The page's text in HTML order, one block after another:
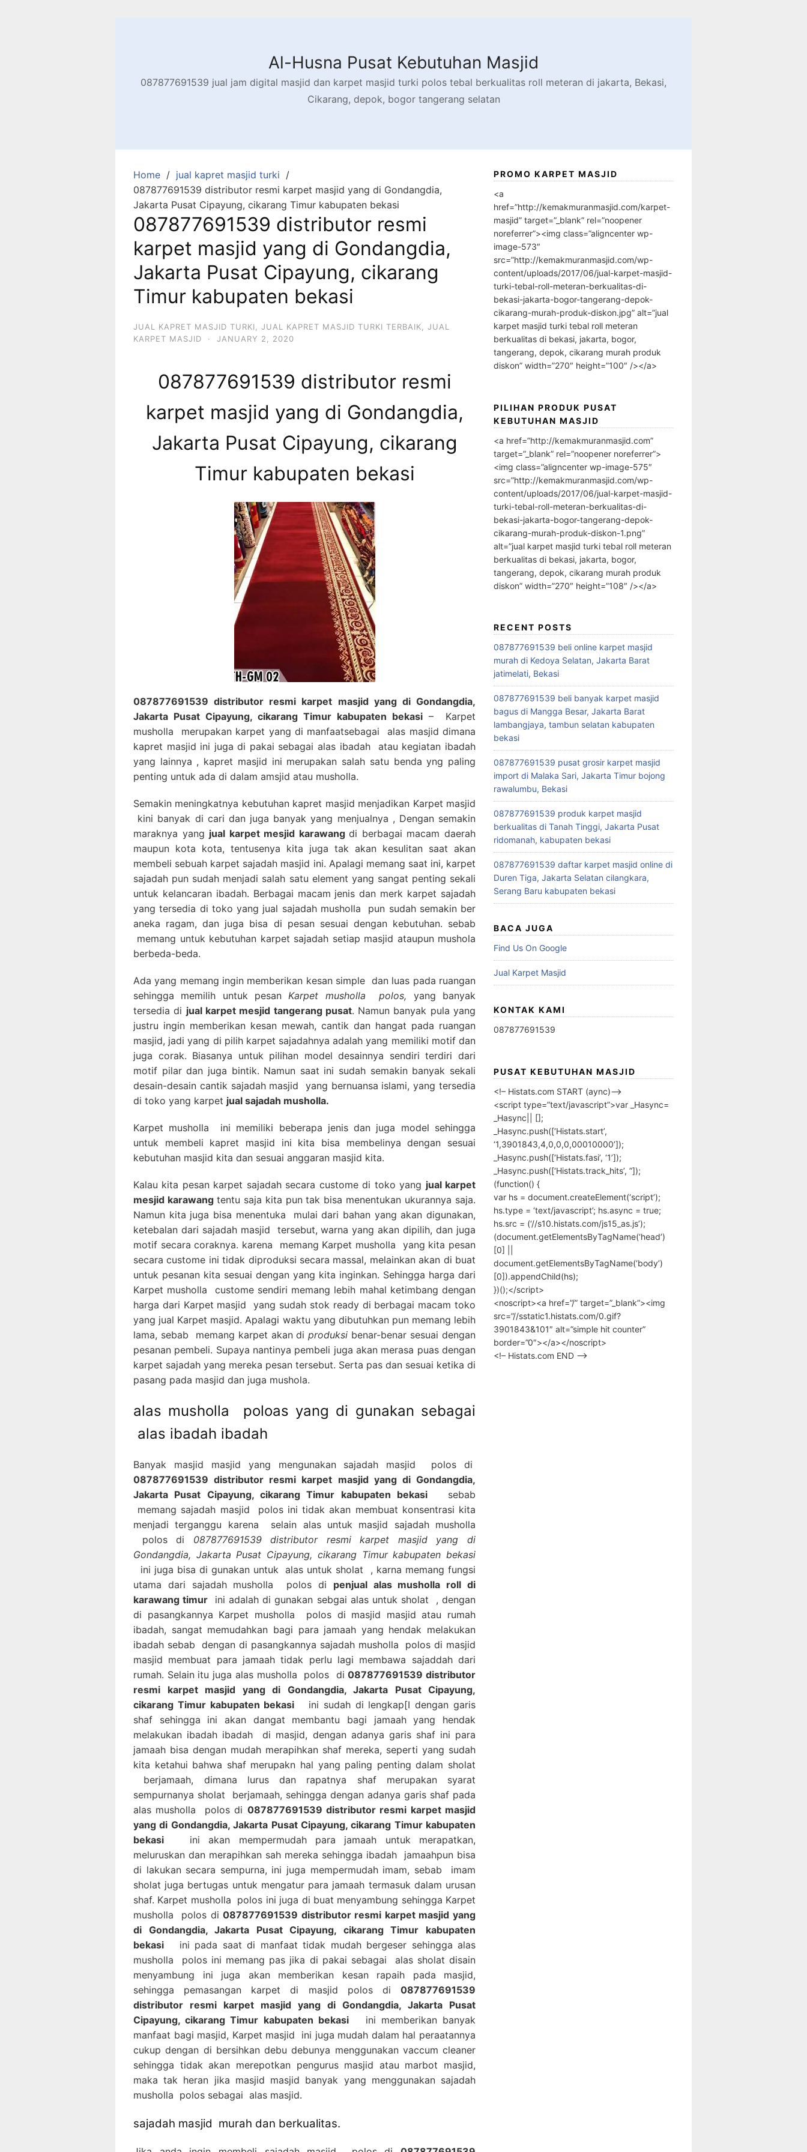
Al-Husna Pusat Kebutuhan Masjid
087877691539 jual jam digital masjid dan karpet masjid turki polos tebal berkualitas roll meteran di jakarta, Bekasi,
Cikarang, depok, bogor tangerang selatan
Home
jual kapret masjid turki
087877691539 distributor resmi karpet masjid yang di Gondangdia,
Jakarta Pusat Cipayung, cikarang Timur kabupaten bekasi
087877691539 distributor resmi
karpet masjid yang di Gondangdia,
Jakarta Pusat Cipayung, cikarang
Timur kabupaten bekasi
JUAL KAPRET MASJID TURKI JUAL KAPRET MASJID TURKI TERBAIK
JUAL
KARPET MASJID
· JANUARY 2, 2020
087877691539 distributor resmi
karpet masjid yang di Gondangdia,
Jakarta Pusat Cipayung, cikarang
Timur kabupaten bekasi
087877691539 distributor resmi karpet masjid yang di Gondangdia,
Jakarta Pusat Cipayung, cikarang Timur kabupaten bekasi – Karpet
musholla merupakan karpet yang di manfaatsebagai alas masjid dimana
kapret masjid ini juga di pakai sebagai alas ibadah atau kegiatan ibadah
yang lainnya , kapret masjid ini merupakan salah satu benda yng paling
penting untuk ada di dalam amsjid atau musholla.
Semakin meningkatnya kebutuhan kapret masjid menjadikan Karpet masjid
kini banyak di cari dan juga banyak yang menjualnya , Dengan semakin
maraknya yang jual karpet mesjid karawangdi berbagai macam daerah
maupun kota kota, tentusenya kita juga tak akan kesulitan saat akan
membeli sebuah karpet sajadah masjid ini. Apalagi memang saat ini, karpet
sajadah pun sudah menjadi salah satu element yang sangat penting sekali
untuk kelancaran ibadah. Berbagai macam jenis dan merk karpet sajadah
yang tersedia di toko yang jual sajadah musholla pun sudah semakin ber
aneka ragam, dan juga bisa di pesan sesuai dengan kebutuhan. sebab
memang untuk kebutuhan karpet sajadah setiap masjid ataupun mushola
berbeda-beda.
Ada yang memang ingin memberikan kesan simple dan luas pada ruangan
sehingga memilih untuk pesan Karpet musholla polos, yang banyak
tersedia di jual karpet mesjid tangerang pusat. Namun banyak pula yang
justru ingin memberikan kesan mewah, cantik dan hangat pada ruangan
masjid, jadi yang di pilih karpet sajadahnya adalah yang memiliki motif dan
juga corak. Biasanya untuk pilihan model desainnya sendiri terdiri dari
motif pilar dan juga bintik. Namun saat ini sudah semakin banyak sekali
desain-desain cantik sajadah masjid yang bernuansa islami, yang tersedia
di toko yang karpet jual sajadah musholla.
Karpet musholla ini memiliki beberapa jenis dan juga model sehingga
untuk membeli kapret masjid ini kita bisa membelinya dengan sesuai
kebutuhan masjid kita dan sesuai anggaran masjid kita.
Kalau kita pesan karpet sajadah secara custome di toko yang jual karpet
mesjid karawang tentu saja kita pun tak bisa menentukan ukurannya saja.
Namun kita juga bisa menentuka mulai dari bahan yang akan digunakan,
ketebalan dari sajadah masjid tersebut, warna yang akan dipilih, dan juga
motif secara coraknya. karena memang Karpet musholla yang kita pesan
secara custome ini tidak diproduksi secara massal, melainkan akan di buat
untuk pesanan kita sesuai dengan yang kita inginkan. Sehingga harga dari
Karpet musholla custome sendiri memang lebih mahal ketimbang dengan
harga dari Karpet masjid yang sudah stok ready di berbagai macam toko
yang jual Karpet masjid. Apalagi waktu yang dibutuhkan pun memang lebih
lama, sebab memang karpet akan diproduksi benar-benar sesuai dengan
pesanan pembeli. Supaya nantinya pembeli juga akan merasa puas dengan
karpet sajadah yang mereka pesan tersebut. Serta pas dan sesuai ketika di
pasang pada masjid dan juga mushola.
alas musholla poloas yang di gunakan sebagai
alas ibadah ibadah
Banyak masjid masjid yang mengunakan sajadah masjid polos di
087877691539 distributor resmi karpet masjid yang di Gondangdia,
Jakarta Pusat Cipayung, cikarang Timur kabupaten bekasi sebab
memang sajadah masjid polos ini tidak akan membuat konsentrasi kita
menjadi terganggu karena selain alas untuk masjid sajadah musholla
polos di 087877691539 distributor resmi karpet masjid yang di
Gondangdia, Jakarta Pusat Cipayung, cikarang Timur kabupaten bekasi
ini juga bisa di gunakan untuk alas untuk sholat , karna memang fungsi
utama dari sajadah musholla polos di penjual alas musholla roll di
karawang timur ini adalah di gunakan sebgai alas untuk sholat , dengan
di pasangkannya Karpet musholla polos di masjid masjid atau rumah
ibadah, sangat memudahkan bagi para jamaah yang hendak melakukan
ibadah sebab dengan di pasangkannya sajadah musholla polos di masjid
masjid membuat para jamaah tidak perlu lagi membawa sajaddah dari
rumah. Selain itu juga alas musholla polos di087877691539 distributor
resmi karpet masjid yang di Gondangdia, Jakarta Pusat Cipayung,
cikarang Timur kabupaten bekasi ini sudah di lengkap[I dengan garis
shaf sehingga ini akan dangat membantu bagi jamaah yang hendak
melakukan ibadah ibadah di masjid, dengan adanya garis shaf ini para
jamaah bisa dengan mudah merapihkan shaf mereka, seperti yang sudah
kita ketahui bahwa shaf merupakn hal yang paling penting dalam sholat
berjamaah, dimana lurus dan rapatnya shaf merupakan syarat
sempurnanya sholat berjamaah, sehingga dengan adanya garis shaf pada
alas musholla polos di 087877691539 distributor resmi karpet masjid
yang di Gondangdia, Jakarta Pusat Cipayung, cikarang Timur kabupaten
bekasi ini akan mempermudah para jamaah untuk merapatkan,
meluruskan dan merapihkan sah mereka sehingga ibadah jamaahpun bisa
di lakukan secara sempurna, ini juga mempermudah imam, sebab imam
sholat juga bertugas untuk mengatur para jamaah termasuk dalam urusan
shaf. Karpet musholla polos ini juga di buat menyambung sehingga Karpet
musholla polos di087877691539 distributor resmi karpet masjid yang
di Gondangdia, Jakarta Pusat Cipayung, cikarang Timur kabupaten
bekasi ini pada saat di manfaat tidak mudah bergeser sehingga alas
musholla polos ini memang pas jika di pakai sebagai alas sholat disain
menyambung ini juga akan memberikan kesan rapaih pada masjid,
sehingga pemasangan karpet di masjid polos di 087877691539
distributor resmi karpet masjid yang di Gondangdia, Jakarta Pusat
Cipayung, cikarang Timur kabupaten bekasiini memberikan banyak
manfaat bagi masjid, Karpet masjid ini juga mudah dalam hal peraatannya
cukup dengan di bersihkan debu debunya menggunakan vaccum cleaner
sehingga tidak akan merepotkan pengurus masjid atau marbot masjid,
maka tak heran jika masjid masjid banyak yang menggunakan sajadah
musholla polos sebagai alas masjid.
sajadah masjid murah dan berkualitas.
PROMO KARPET MASJID
<a
href=”http://kemakmuranmasjid.com/karpet-
masjid” target=”_blank” rel=”noopener
noreferrer”><img class=”aligncenter wp-
image-573″
src=”http://kemakmuranmasjid.com/wp-
content/uploads/2017/06/jual-karpet-masjid-
turki-tebal-roll-meteran-berkualitas-di-
bekasi-jakarta-bogor-tangerang-depok-
cikarang-murah-produk-diskon.jpg” alt=”jual
karpet masjid turki tebal roll meteran
berkualitas di bekasi, jakarta, bogor,
tangerang, depok, cikarang murah produk
diskon” width=”270″ height=”100″ /></a>
PILIHAN PRODUK PUSAT
KEBUTUHAN MASJID
<a href=”http://kemakmuranmasjid.com”
target=”_blank” rel=”noopener noreferrer”>
<img class=”aligncenter wp-image-575″
src=”http://kemakmuranmasjid.com/wp-
content/uploads/2017/06/jual-karpet-masjid-
turki-tebal-roll-meteran-berkualitas-di-
bekasi-jakarta-bogor-tangerang-depok-
cikarang-murah-produk-diskon-1.png”
alt=”jual karpet masjid turki tebal roll meteran
berkualitas di bekasi, jakarta, bogor,
tangerang, depok, cikarang murah produk
diskon” width=”270″ height=”108″ /></a>
RECENT POSTS
087877691539 beli online karpet masjid
murah di Kedoya Selatan, Jakarta Barat
jatimelati, Bekasi
087877691539 beli banyak karpet masjid
bagus di Mangga Besar, Jakarta Barat
lambangjaya, tambun selatan kabupaten
bekasi
087877691539 pusat grosir karpet masjid
import di Malaka Sari, Jakarta Timur bojong
rawalumbu, Bekasi
087877691539 produk karpet masjid
berkualitas di Tanah Tinggi, Jakarta Pusat
ridomanah, kabupaten bekasi
087877691539 daftar karpet masjid online di
Duren Tiga, Jakarta Selatan cilangkara,
Serang Baru kabupaten bekasi
BACA JUGA
Find Us On Google
Jual Karpet Masjid
KONTAK KAMI
087877691539
PUSAT KEBUTUHAN MASJID
<!– Histats.com START (aync)–>
<script type=”text/javascript”>var _Hasync=
_Hasync|| [];
_Hasync.push([‘Histats.start’,
‘1,3901843,4,0,0,0,00010000’]);
_Hasync.push([‘Histats.fasi’, ‘1’]);
_Hasync.push([‘Histats.track_hits’, ”]);
(function() {
var hs = document.createElement(‘script’);
hs.type = ‘text/javascript’; hs.async = true;
hs.src = (‘//s10.histats.com/js15_as.js’);
(document.getElementsByTagName(‘head’)
[0] ||
document.getElementsByTagName(‘body’)
[0]).appendChild(hs);
})();</script>
<noscript><a href=”/” target=”_blank”><img
src=”//sstatic1.histats.com/0.gif?
3901843&101″ alt=”simple hit counter”
border=”0″></a></noscript>
<!– Histats.com END –>